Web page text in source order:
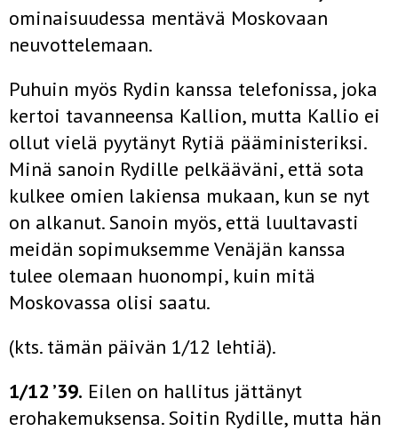
ominaisuudessa mentävä Moskovaan
neuvottelemaan.
Puhuin myös Rydin kanssa telefonissa, joka
kertoi tavanneensa Kallion, mutta Kallio ei
ollut vielä pyytänyt Rytiä pääministeriksi.
Minä sanoin Rydille pelkääväni, että sota
kulkee omien lakiensa mukaan, kun se nyt
on alkanut. Sanoin myös, että luultavasti
meidän sopimuksemme Venäjän kanssa
tulee olemaan huonompi, kuin mitä
Moskovassa olisi saatu.
(kts. tämän päivän 1/12 lehtiä).
1/12 ’39. Eilen on hallitus jättänyt
erohakemuksensa. Soitin Rydille, mutta hän